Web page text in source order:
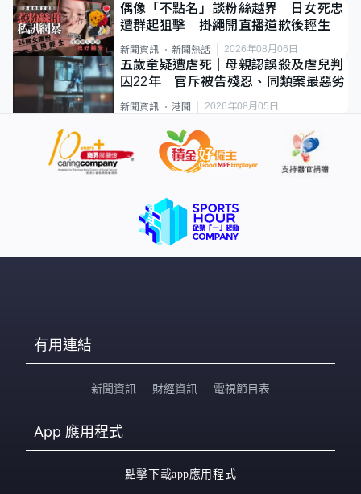
偶像「不點名」談粉絲越界 日女死忠
遭群起狙擊 掛繩開直播道歉後輕生
新聞資訊 新聞熱話 2026年08月06日
五歲童疑遭虐死｜母親認誤殺及虐兒判
囚22年 官斥被告殘忍、同類案最惡劣
新聞資訊 港聞 2026年08月05日
有用連結
新聞資訊 財經資訊 電視節目表
App 應用程式
點擊下載app應用程式